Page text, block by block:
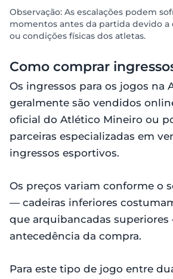
Observação: As escalações podem
momentos antes da partida devido a
ou condições físicas dos atletas.
Como comprar
Os ingressos para os jogos na
geralmente são vendidos
oficial do Atlético Mineiro ou
parceiras especializadas em
ingressos esportivos.
Os preços variam conforme o
— cadeiras inferiores
que arquibancadas
antecedência da compra.
Para este tipo de jogo entre